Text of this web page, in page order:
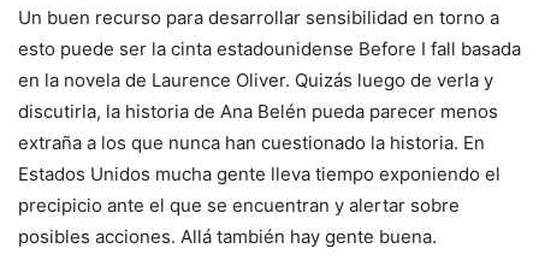
Un buen recurso para desarrollar sensibilidad en torno a
esto puede ser la cinta estadounidense Before I fall basada
en la novela de Laurence Oliver. Quizás luego de verla y
discutirla, la historia de Ana Belén pueda parecer menos
extraña a los que nunca han cuestionado la historia. En
Estados Unidos mucha gente lleva tiempo exponiendo el
precipicio ante el que se encuentran y alertar sobre
posibles acciones. Allá también hay gente buena.